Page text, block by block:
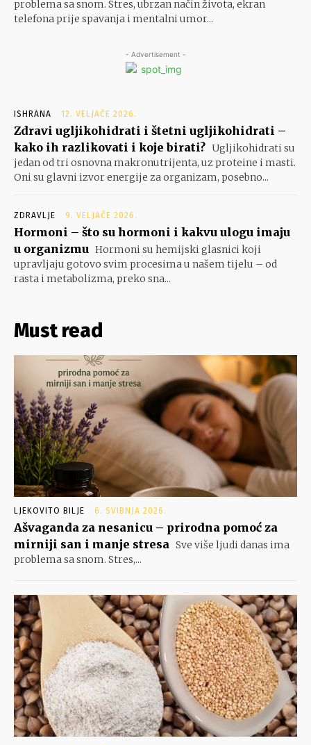
problema sa snom. Stres, ubrzan način života, ekran
telefona prije spavanja i mentalni umor...
- Advertisement -
ISHRANA 12. VELJAČE 2026.
Zdravi ugljikohidrati i štetni ugljikohidrati –
kako ih razlikovati i koje birati? Ugljikohidrati su
jedan od tri osnovna makronutrijenta, uz proteine i masti.
Oni su glavni izvor energije za organizam, posebno...
ZDRAVLJE 9. VELJAČE 2026.
Hormoni – što su hormoni i kakvu ulogu imaju
u organizmu Hormoni su hemijski glasnici koji
upravljaju gotovo svim procesima u našem tijelu – od
rasta i metabolizma, preko sna...
Must read
LJEKOVITO BILJE 6. SVIBNJA 2026.
Ašvaganda za nesanicu – prirodna pomoć za
mirniji san i manje stresa Sve više ljudi danas ima
problema sa snom. Stres,...